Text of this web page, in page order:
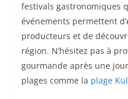
festivals gastronomiques
événements permettent
producteurs et de
région. N’hésitez pas à
gourmande après une
plages comme la plage